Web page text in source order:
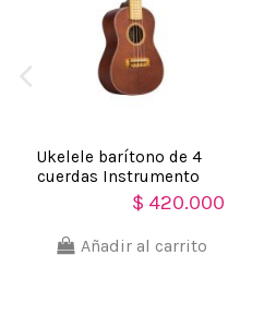
Ukelele barítono de 4
cuerdas Instrumento
$ 420.000
Añadir al carrito